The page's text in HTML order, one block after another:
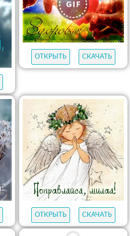
ОТКРЫТЬ СКАЧАТЬ
ОТКРЫТЬ СКАЧАТЬ